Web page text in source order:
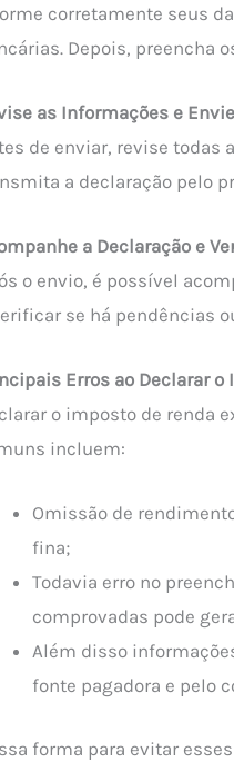
corretamente seus
Depois, preencha
as Informações e
de enviar, revise todas
a declaração pelo
a Declaração e
o envio, é possível
se há pendências
Erros ao Declarar o
o imposto de renda
incluem:
Omissão de
fina;
Todavia erro no
comprovadas pode
Além disso
fonte pagadora e pelo
forma para evitar